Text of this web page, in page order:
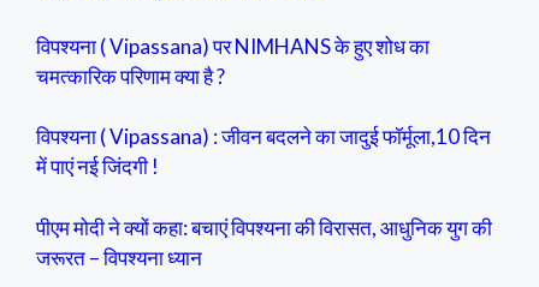
विपश्यना ( Vipassana) पर NIMHANS के हुए शोध का
चमत्कारिक परिणाम क्या है ?
विपश्यना ( Vipassana) : जीवन बदलने का जादुई फॉर्मूला,10 दिन
में पाएं नई जिंदगी !
पीएम मोदी ने क्यों कहा: बचाएं विपश्यना की विरासत, आधुनिक युग की
जरूरत – विपश्यना ध्यान